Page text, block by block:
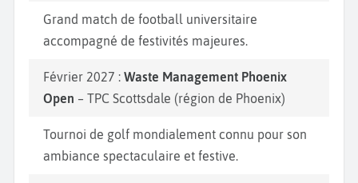
Grand match de football universitaire
accompagné de festivités majeures.
Février 2027 : Waste Management Phoenix
Open – TPC Scottsdale (région de Phoenix)
Tournoi de golf mondialement connu pour son
ambiance spectaculaire et festive.